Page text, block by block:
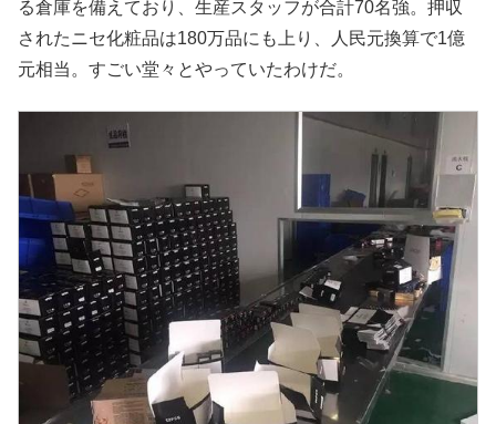
る倉庫を備えており、生産スタッフが合計70名強。押収
されたニセ化粧品は180万品にも上り、人民元換算で1億
元相当。すごい堂々とやっていたわけだ。